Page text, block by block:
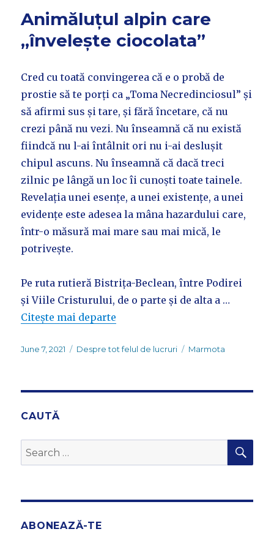
Animăluțul alpin care
„învelește ciocolata”
Cred cu toată convingerea că e o probă de
prostie să te porți ca „Toma Necredinciosul” și
să afirmi sus și tare, și fără încetare, că nu
crezi până nu vezi. Nu înseamnă că nu există
fiindcă nu l-ai întâlnit ori nu i-ai deslușit
chipul ascuns. Nu înseamnă că dacă treci
zilnic pe lângă un loc îi cunoști toate tainele.
Revelația unei esențe, a unei existențe, a unei
evidențe este adesea la mâna hazardului care,
într-o măsură mai mare sau mai mică, le
potrivește.
Pe ruta rutieră Bistrița-Beclean, între Podirei
și Viile Cristurului, de o parte și de alta a …
Citește mai departe
Posted
June 7, 2021 Categories
Despre tot felul de lucruri Tags
Marmota
CAUTĂ
Search
for:
ABONEAZĂ-TE